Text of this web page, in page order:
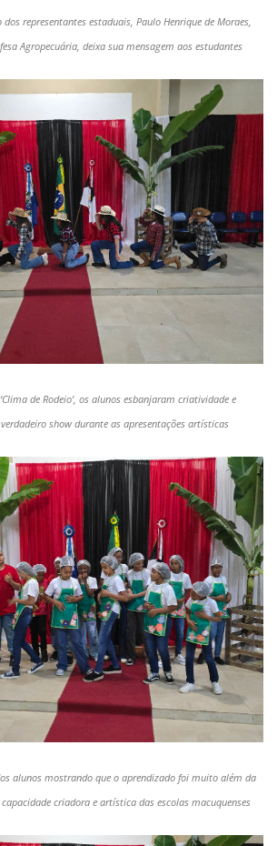
representantes estaduais, Paulo Henrique de Moraes,
Agropecuária, deixa sua mensagem aos estudantes
de Rodeio’, os alunos esbanjaram criatividade e
show durante as apresentações artísticas
alunos mostrando que o aprendizado foi muito além da
criadora e artística das escolas macuquenses